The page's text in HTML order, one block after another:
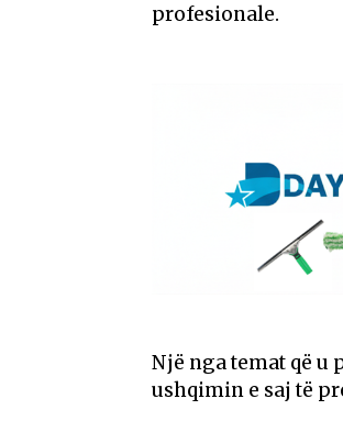
profesionale.
Një nga temat që u
ushqimin e saj të